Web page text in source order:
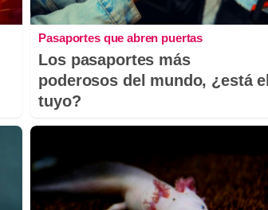
Pasaportes que abren puertas
Los pasaportes más
poderosos del mundo, ¿está el
tuyo?